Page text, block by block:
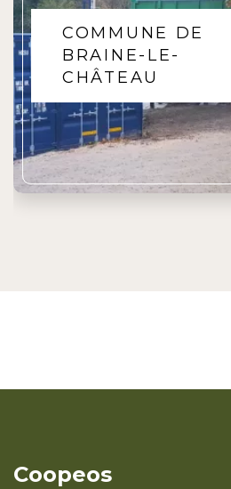
COMMUNE DE
VIROINVAL
Coopeos